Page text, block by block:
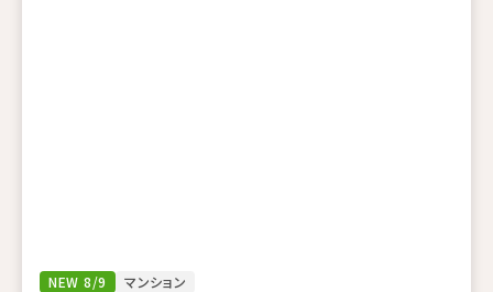
NEW 8/9 マンション